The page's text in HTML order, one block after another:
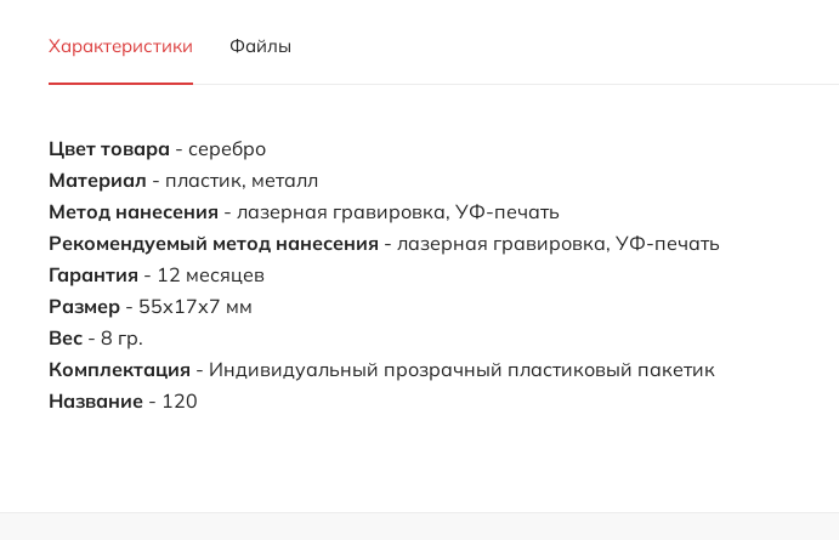
Характеристики Файлы
Цвет товара - серебро
Материал - пластик, металл
Метод нанесения - лазерная гравировка, УФ-печать
Рекомендуемый метод нанесения - лазерная гравировка, УФ-печать
Гарантия - 12 месяцев
Размер - 55х17х7 мм
Вес - 8 гр.
Комплектация - Индивидуальный прозрачный пластиковый пакетик
Название - 120